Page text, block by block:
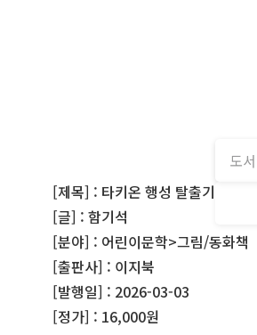
[제목] : 타키온 행성 탈출기
[글] : 함기석
[분야] : 어린이문학>그림/동화책
[출판사] : 이지북
[발행일] : 2026-03-03
[정가] : 16,000원